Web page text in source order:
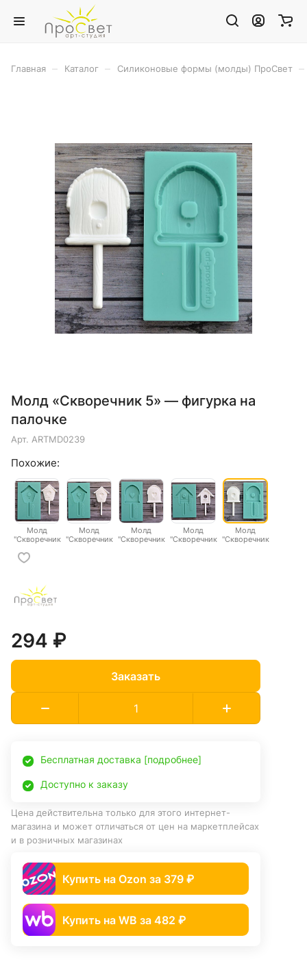
Главная Каталог Силиконовые формы (молды) ПроСвет
Молд «Скворечник 5» — фигурка на
палочке
Арт. ARTMD0239
Похожие:
Молд
"Скворечник
Молд
"Скворечник
Молд
"Скворечник
Молд
"Скворечник
Молд
"Скворечник
294 ₽
Заказать
Бесплатная доставка [подробнее]
Доступно к заказу
Цена действительна только для этого интернет-
магазина и может отличаться от цен на маркетплейсах
и в розничных магазинах
Купить на Ozon за 379 ₽
Купить на WB за 482 ₽